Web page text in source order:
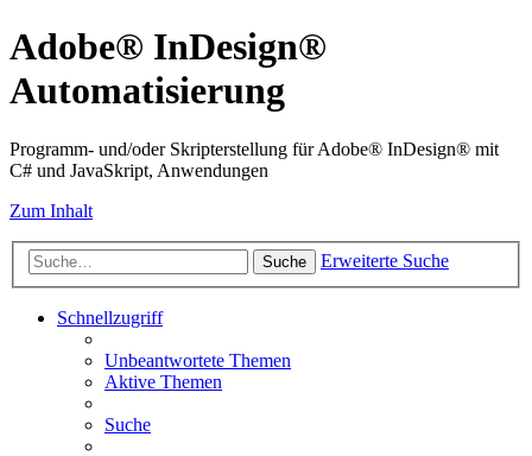
Adobe® InDesign®
Automatisierung
Programm- und/oder Skripterstellung für Adobe® InDesign® mit
C# und JavaSkript, Anwendungen
Zum Inhalt
Suche Erweiterte Suche
Schnellzugriff
Unbeantwortete Themen
Aktive Themen
Suche